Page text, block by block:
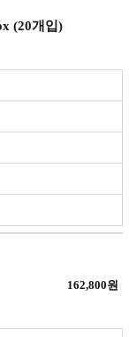
(20개입)
162,800원